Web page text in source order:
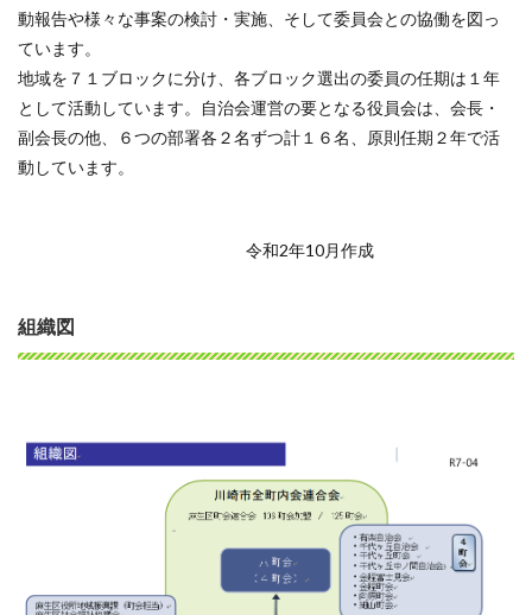
動報告や様々な事案の検討・実施、そして委員会との協働を図っ
ています。
地域を７１ブロックに分け、各ブロック選出の委員の任期は１年
として活動しています。自治会運営の要となる役員会は、会長・
副会長の他、６つの部署各２名ずつ計１６名、原則任期２年で活
動しています。
令和2年10月作成
組織図